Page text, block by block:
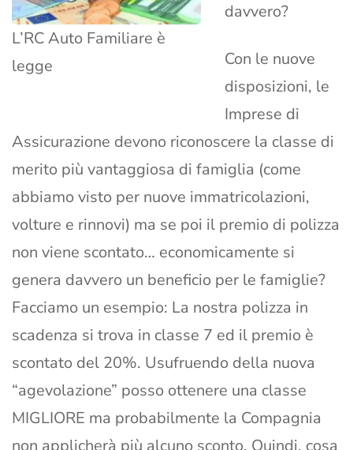
L’RC Auto Familiare è
legge
davvero?
Con le nuove
disposizioni, le
Imprese di
Assicurazione devono riconoscere la classe di
merito più vantaggiosa di famiglia (come
abbiamo visto per nuove immatricolazioni,
volture e rinnovi) ma se poi il premio di polizza
non viene scontato… economicamente si
genera davvero un beneficio per le famiglie?
Facciamo un esempio: La nostra polizza in
scadenza si trova in classe 7 ed il premio è
scontato del 20%. Usufruendo della nuova
“agevolazione” posso ottenere una classe
MIGLIORE ma probabilmente la Compagnia